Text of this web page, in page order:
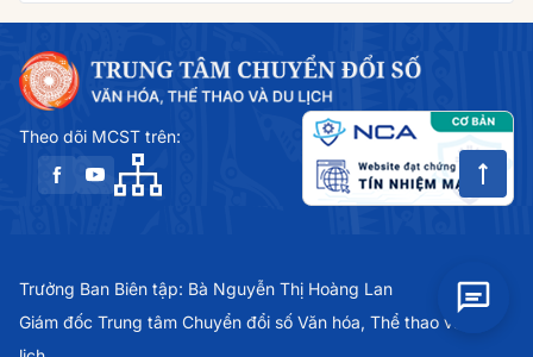
Theo dõi MCST trên:
Trưởng Ban Biên tập: Bà Nguyễn Thị Hoàng Lan
Giám đốc Trung tâm Chuyển đổi số Văn hóa, Thể thao và Du